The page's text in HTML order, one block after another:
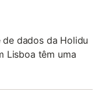
de dados da Holidu
Lisboa têm uma